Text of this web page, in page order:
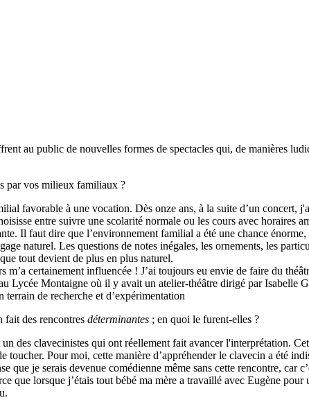
au public de nouvelles formes de spectacles qui, de manières
par vos milieux familiaux ?
favorable à une vocation. Dès onze ans, à la suite d’un concert,
entre suivre une scolarité normale ou les cours avec horaires
Il faut dire que l’environnement familial a été une chance
naturel. Les questions de notes inégales, les ornements, les
tout devient de plus en plus naturel.
certainement influencée ! J’ai toujours eu envie de faire du
Lycée Montaigne où il y avait un atelier-théâtre dirigé par Isabelle
de recherche et d’expérimentation
fait des rencontres déterminantes ; en quoi le furent-elles ?
des clavecinistes qui ont réellement fait avancer l'interprétation.
Pour moi, cette manière d’appréhender le clavecin a été
que je serais devenue comédienne même sans cette rencontre, car
que lorsque j’étais tout bébé ma mère a travaillé avec Eugène pour